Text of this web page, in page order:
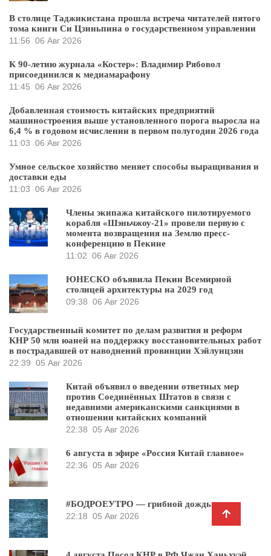
В столице Таджикистана прошла встреча читателей пятого
тома книги Си Цзиньпина о государственном управлении
11:56 06 Авг 2026
К 90-летию журнала «Костер»: Владимир Рябовол
присоединился к медиамарафону
11:45 06 Авг 2026
Добавленная стоимость китайских предприятий
машиностроения выше установленного порога выросла на
6,4 % в годовом исчислении в первом полугодии 2026 года
11:03 06 Авг 2026
Умное сельское хозяйство меняет способы выращивания и
доставки еды
11:03 06 Авг 2026
Члены экипажа китайского пилотируемого
корабля «Шэньчжоу-21» провели первую с
момента возвращения на Землю пресс-
конференцию в Пекине
11:02 06 Авг 2026
ЮНЕСКО объявила Пекин Всемирной
столицей архитектуры на 2029 год
09:38 06 Авг 2026
Государственный комитет по делам развития и реформ
КНР 50 млн юаней на поддержку восстановительных работ
в пострадавшей от наводнений провинции Хэйлунцзян
22:39 05 Авг 2026
Китай объявил о введении ответных мер
против Соединённых Штатов в связи с
недавними американскими санкциями в
отношении китайских компаний
22:38 05 Авг 2026
6 августа в эфире «Россия Китай главное»
22:36 05 Авг 2026
#БОДРОЕУТРО — грибной дождь
22:18 05 Авг 2026